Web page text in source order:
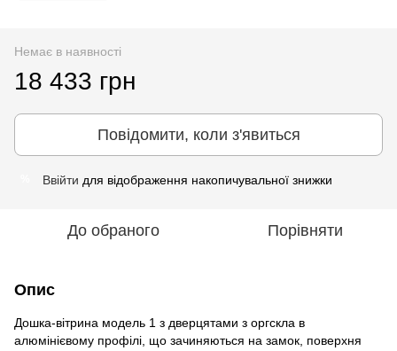
Немає в наявності
18 433 грн
Повідомити, коли з'явиться
Ввійти для відображення накопичувальної знижки
До обраного Порівняти
Опис
Дошка-вітрина модель 1 з дверцятами з оргскла в
алюмінієвому профілі, що зачиняються на замок, поверхня